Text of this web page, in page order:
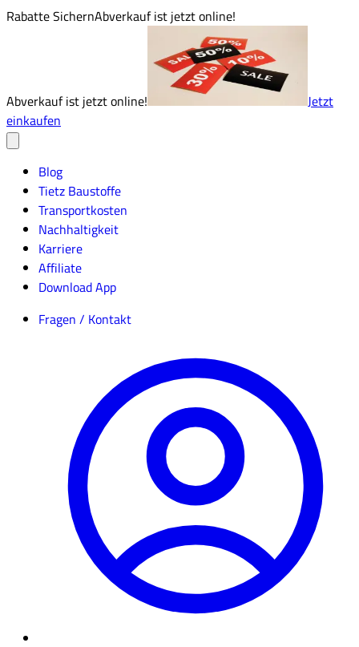
Rabatte SichernAbverkauf ist jetzt online!
Abverkauf ist jetzt online!
Jetzt
einkaufen
Blog
Tietz Baustoffe
Transportkosten
Nachhaltigkeit
Karriere
Affiliate
Download App
Fragen / Kontakt